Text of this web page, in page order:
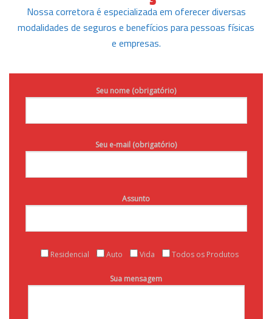
Nossa corretora é especializada em oferecer diversas
modalidades de seguros e benefícios para pessoas físicas
e empresas.
Seu nome (obrigatório)
Seu e-mail (obrigatório)
Assunto
Residencial Auto Vida Todos os Produtos
Sua mensagem